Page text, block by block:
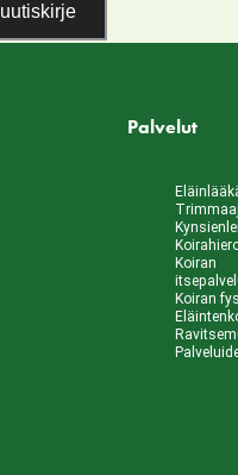
Palvelut
Koiran
Koiran